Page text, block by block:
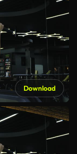
Download